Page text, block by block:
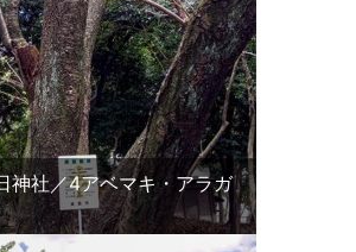
神社／4アベマキ・アラガ